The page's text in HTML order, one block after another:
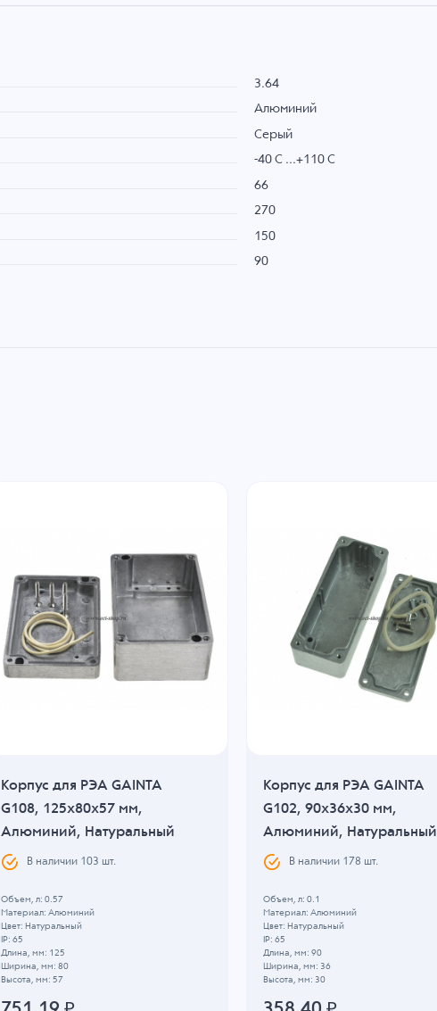
3.64
Алюминий
Серый
-40 C ...+110 C
66
270
150
90
Корпус для РЭА GAINTA
G108, 125x80x57 мм,
Алюминий, Натуральный
В наличии 103 шт.
Объем, л: 0.57
Материал: Алюминий
Цвет: Натуральный
IP: 65
Длина, мм: 125
Ширина, мм: 80
Высота, мм: 57
Корпус для РЭА GAINTA
G102, 90x36x30 мм,
Алюминий, Натуральный
В наличии 178 шт.
Объем, л: 0.1
Материал: Алюминий
Цвет: Натуральный
IP: 65
Длина, мм: 90
Ширина, мм: 36
Высота, мм: 30